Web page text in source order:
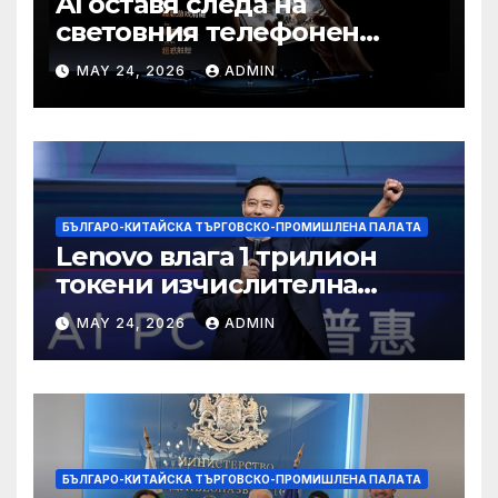
световния телефонен
пазар
MAY 24, 2026 ADMIN
БЪЛГАРО-КИТАЙСКА ТЪРГОВСКО-ПРОМИШЛЕНА ПАЛAТА
Lenovo влага 1 трилион
токени изчислителна
мощност в AI екосистемата
MAY 24, 2026 ADMIN
БЪЛГАРО-КИТАЙСКА ТЪРГОВСКО-ПРОМИШЛЕНА ПАЛAТА